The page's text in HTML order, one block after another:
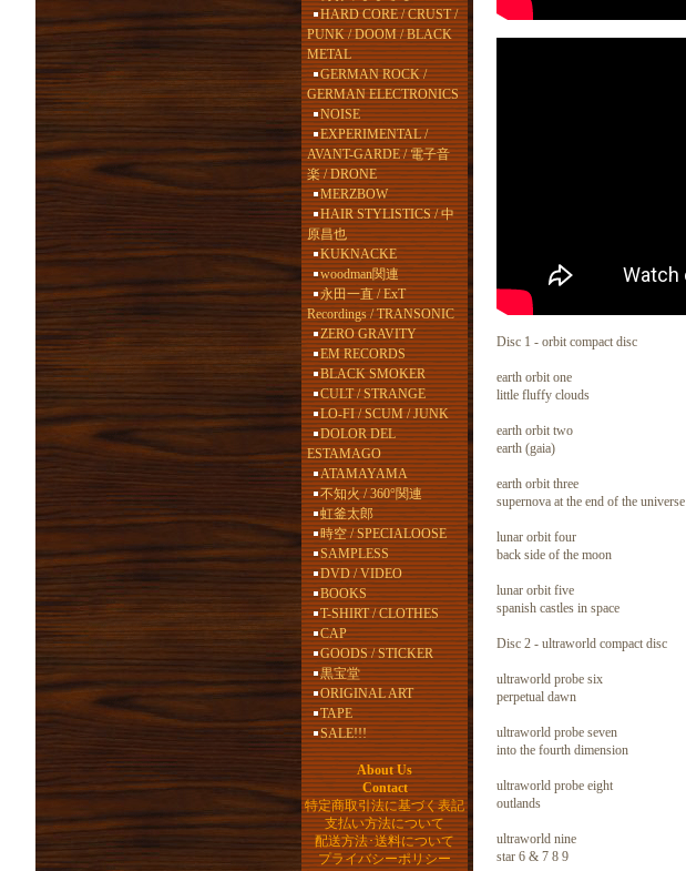
HARD CORE / CRUST /
PUNK / DOOM / BLACK
METAL
GERMAN ROCK /
GERMAN ELECTRONICS
NOISE
EXPERIMENTAL /
AVANT-GARDE / 電子音
楽 / DRONE
MERZBOW
HAIR STYLISTICS / 中
原昌也
KUKNACKE
woodman関連
永田一直 / ExT
Recordings / TRANSONIC
ZERO GRAVITY
EM RECORDS
BLACK SMOKER
CULT / STRANGE
LO-FI / SCUM / JUNK
DOLOR DEL
ESTAMAGO
ATAMAYAMA
不知火 / 360°関連
虹釜太郎
時空 / SPECIALOOSE
SAMPLESS
DVD / VIDEO
BOOKS
T-SHIRT / CLOTHES
CAP
GOODS / STICKER
黒宝堂
ORIGINAL ART
TAPE
SALE!!!
About Us
Contact
特定商取引法に基づく表記
支払い方法について
配送方法･送料について
プライバシーポリシー
Disc 1 - orbit compact disc
earth orbit one
little fluffy clouds
earth orbit two
earth (gaia)
earth orbit three
supernova at the end of the universe
lunar orbit four
back side of the moon
lunar orbit five
spanish castles in space
Disc 2 - ultraworld compact disc
ultraworld probe six
perpetual dawn
ultraworld probe seven
into the fourth dimension
ultraworld probe eight
outlands
ultraworld nine
star 6 & 7 8 9